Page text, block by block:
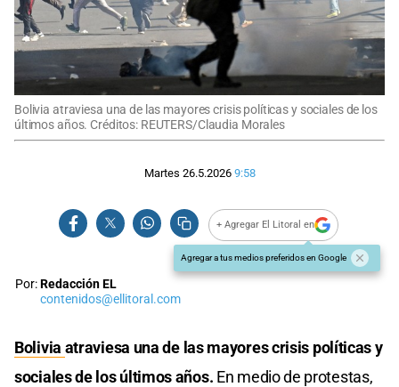
Bolivia atraviesa una de las mayores crisis políticas y sociales de los
últimos años. Créditos: REUTERS/Claudia Morales
Martes 26.5.2026 9:58
+ Agregar El Litoral en
Agregar a tus medios preferidos en Google
Por:Redacción EL
contenidos@ellitoral.com
Bolivia atraviesa una de las mayores crisis políticas y
sociales de los últimos años. En medio de protestas,